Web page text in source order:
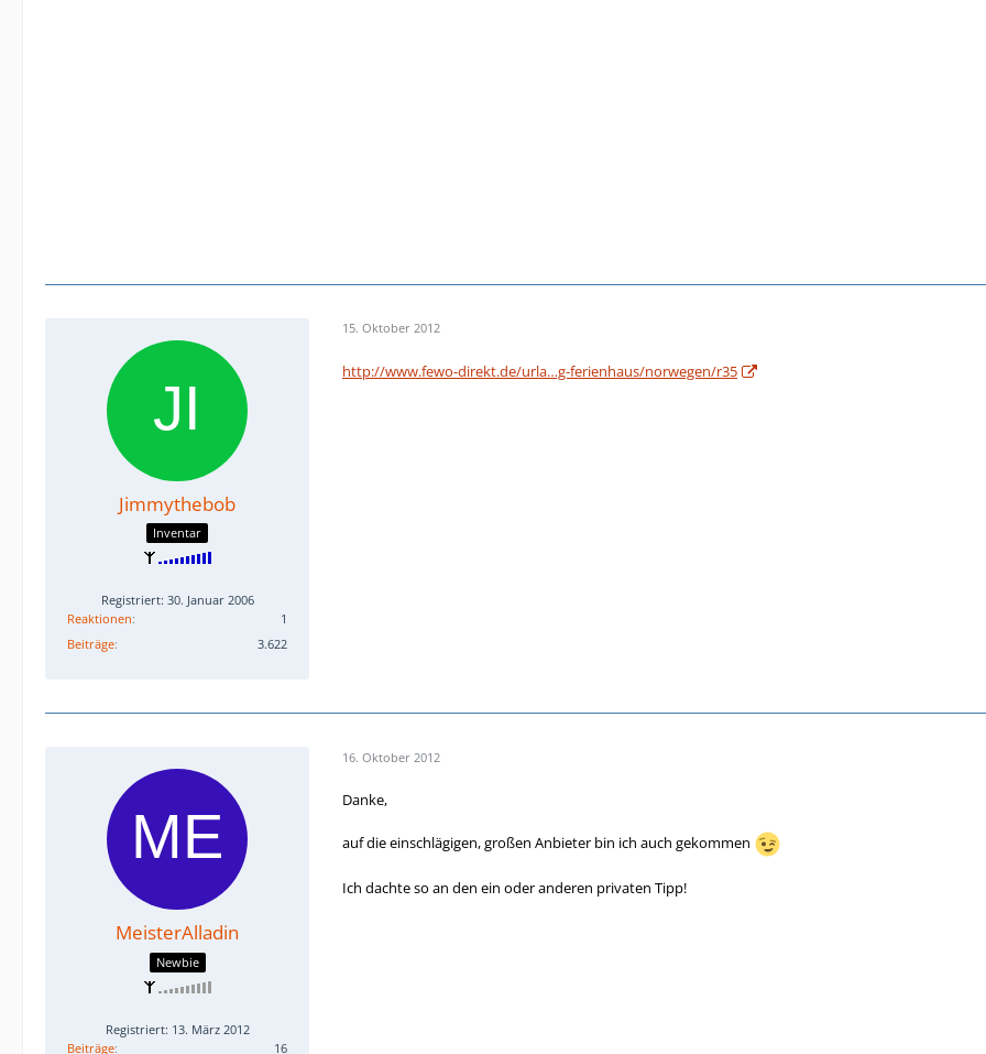
Jimmythebob
Inventar
Registriert: 30. Januar 2006
Reaktionen
1
Beiträge
3.622
15. Oktober 2012
http://www.fewo-direkt.de/urla…g-ferienhaus/norwegen/r35
MeisterAlladin
Newbie
Registriert: 13. März 2012
Beiträge
16
16. Oktober 2012
Danke,
auf die einschlägigen, großen Anbieter bin ich auch gekommen
Ich dachte so an den ein oder anderen privaten Tipp!